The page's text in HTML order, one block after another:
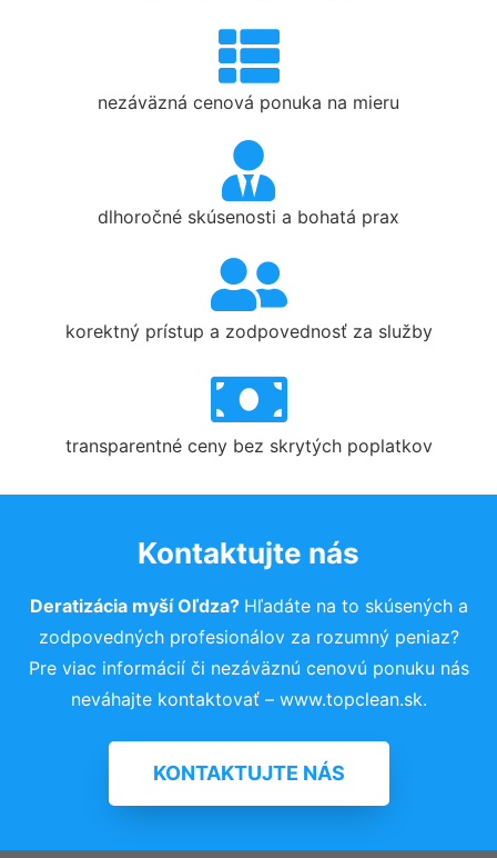
nezáväzná cenová ponuka na mieru
dlhoročné skúsenosti a bohatá prax
korektný prístup a zodpovednosť za služby
transparentné ceny bez skrytých poplatkov
Kontaktujte nás
Deratizácia myší Oľdza? Hľadáte na to skúsených a
zodpovedných profesionálov za rozumný peniaz?
Pre viac informácií či nezáväznú cenovú ponuku nás
neváhajte kontaktovať – www.topclean.sk.
KONTAKTUJTE NÁS